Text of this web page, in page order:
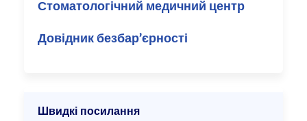
Стоматологічний медичний центр
Довідник безбар’єрності
Швидкі посилання